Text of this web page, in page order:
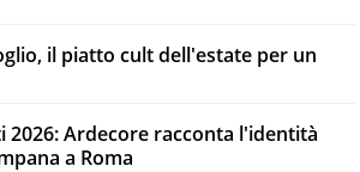
il piatto cult dell'estate per un
2026: Ardecore racconta l'identità
a Roma